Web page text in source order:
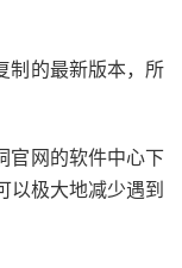
制的最新版本，所
官网的软件中心下
极大地减少遇到